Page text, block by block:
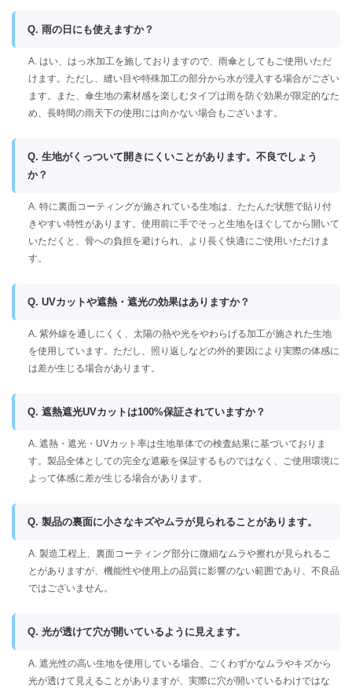
Q. 雨の日にも使えますか？
A. はい、はっ水加工を施しておりますので、雨傘としてもご使用いただ
けます。ただし、縫い目や特殊加工の部分から水が浸入する場合がござい
ます。また、傘生地の素材感を楽しむタイプは雨を防ぐ効果が限定的なた
め、長時間の雨天下の使用には向かない場合もございます。
Q. 生地がくっついて開きにくいことがあります。不良でしょう
か？
A. 特に裏面コーティングが施されている生地は、たたんだ状態で貼り付
きやすい特性があります。使用前に手でそっと生地をほぐしてから開いて
いただくと、骨への負担を避けられ、より長く快適にご使用いただけま
す。
Q. UVカットや遮熱・遮光の効果はありますか？
A. 紫外線を通しにくく、太陽の熱や光をやわらげる加工が施された生地
を使用しています。ただし、照り返しなどの外的要因により実際の体感に
は差が生じる場合があります。
Q. 遮熱遮光UVカットは100%保証されていますか？
A. 遮熱・遮光・UVカット率は生地単体での検査結果に基づいておりま
す。製品全体としての完全な遮蔽を保証するものではなく、ご使用環境に
よって体感に差が生じる場合があります。
Q. 製品の裏面に小さなキズやムラが見られることがあります。
A. 製造工程上、裏面コーティング部分に微細なムラや擦れが見られるこ
とがありますが、機能性や使用上の品質に影響のない範囲であり、不良品
ではございません。
Q. 光が透けて穴が開いているように見えます。
A. 遮光性の高い生地を使用している場合、ごくわずかなムラやキズから
光が透けて見えることがありますが、実際に穴が開いているわけではな